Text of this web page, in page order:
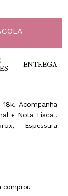
ENTREGA
Acompanha
e Nota Fiscal.
Espessura
comprou